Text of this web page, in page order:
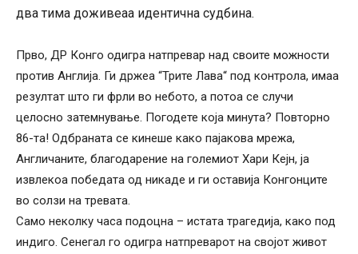
два тима доживеаа идентична судбина.
Прво, ДР Конго одигра натпревар над своите можности
против Англија. Ги држеа “Трите Лава“ под контрола, имаа
резултат што ги фрли во небото, а потоа се случи
целосно затемнување. Погодете која минута? Повторно
86-та! Одбраната се кинеше како пајакова мрежа,
Англичаните, благодарение на големиот Хари Кејн, ја
извлекоа победата од никаде и ги оставија Конгонците
во солзи на тревата.
Само неколку часа подоцна – истата трагедија, како под
индиго. Сенегал го одигра натпреварот на својот живот